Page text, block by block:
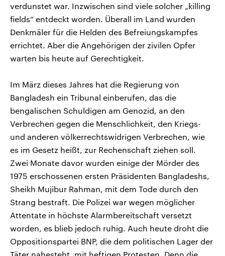
verdunstet war. Inzwischen sind viele solcher „killing
fields“ entdeckt worden. Überall im Land wurden
Denkmäler für die Helden des Befreiungskampfes
errichtet. Aber die Angehörigen der zivilen Opfer
warten bis heute auf Gerechtigkeit.
Im März dieses Jahres hat die Regierung von
Bangladesh ein Tribunal einberufen, das die
bengalischen Schuldigen am Genozid, an den
Verbrechen gegen die Menschlichkeit, den Kriegs-
und anderen völkerrechtswidrigen Verbrechen, wie
es im Gesetz heißt, zur Rechenschaft ziehen soll.
Zwei Monate davor wurden einige der Mörder des
1975 erschossenen ersten Präsidenten Bangladeshs,
Sheikh Mujibur Rahman, mit dem Tode durch den
Strang bestraft. Die Polizei war wegen möglicher
Attentate in höchste Alarmbereitschaft versetzt
worden, es blieb jedoch ruhig. Auch heute droht die
Oppositionspartei BNP, die dem politischen Lager der